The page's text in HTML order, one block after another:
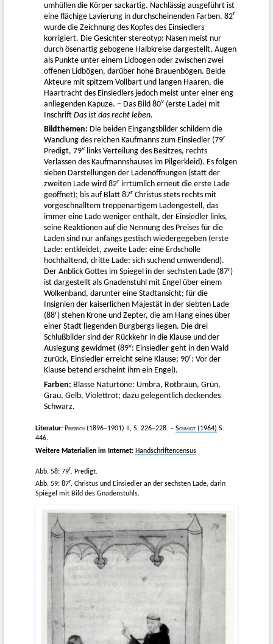
umhüllen die Körper sackartig. Nachlässig ausgeführt ist
eine flächige Lavierung in durchscheinenden Farben. 82r
wurde die Zeichnung des Kopfes des Einsiedlers
korrigiert. Die Gesichter stereotyp: Nasen meist nur
durch ösenartig gebogene Halbkreise dargestellt, Augen
als Punkte unter einem Lidbogen oder zwischen zwei
offenen Lidbögen, darüber hohe Brauenbögen. Beide
Akteure mit spitzem Vollbart und langen Haaren, die
Haartracht des Einsiedlers jedoch meist unter einer eng
anliegenden Kapuze. – Das Bild 80v (erste Lade) mit
Inschrift Das ist das recht leben.
Bildthemen: Die beiden Eingangsbilder schildern die
Wandlung des reichen Kaufmanns zum Einsiedler (79r
Predigt, 79v links Verteilung des Besitzes, rechts
Verlassen des Kaufmannshauses im Pilgerkleid). Es folgen
sieben Darstellungen der Ladenöffnungen (statt der
zweiten Lade wird 82r irrtümlich erneut die erste Lade
geöffnet); bis auf Blatt 87r Christus stets rechts mit
vorgeschnalltem treppenartigem Ladengestell, das
immer eine Lade weniger enthält, der Einsiedler links,
seine Reaktionen auf die Nennung des Preises für die
Laden sind nur anfangs gestisch wiedergegeben (erste
Lade: entkleidet, zweite Lade: eine Erdscholle
hochhaltend, dritte Lade: sich suchend umwendend).
Der Anblick Gottes im Spiegel in der sechsten Lade (87r)
ist dargestellt als Gnadenstuhl mit Engel über einem
Wolkenband, darunter eine Stadtansicht; für die
Insignien der kaiserlichen Majestät in der siebten Lade
(88r) stehen Krone und Zepter, die am Hang eines über
einer Stadt liegenden Burgbergs liegen. Die drei
Schlußbilder sind der Rückkehr in die Klause und der
Auslegung gewidmet (89v: Einsiedler geht in den Wald
zurück, Einsiedler erreicht seine Klause; 90r: Vor der
Klause betend erscheint ihm ein Engel).
Farben: Blasse Naturtöne: Umbra, Rotbraun, Grün,
Grau, Gelb, Violettrot; dazu gelegentlich deckendes
Schwarz.
Literatur: Priebsch (1896–1901) II, S. 226–228. – Schmidt (1964) S.
446.
Weitere Materialien im Internet: Handschriftencensus
Abb. 58: 79r. Predigt.
Abb. 59: 87r. Christus und Einsiedler an der sechsten Lade, darin
Spiegel mit Bild des Gnadenstuhls.